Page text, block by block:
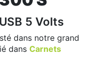
5 Volts
dans notre grand
dans Carnets